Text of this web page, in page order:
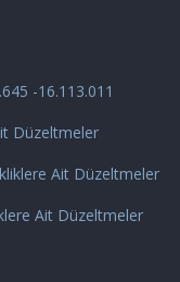
-16.113.011
Düzeltmeler
Ait Düzeltmeler
Ait Düzeltmeler